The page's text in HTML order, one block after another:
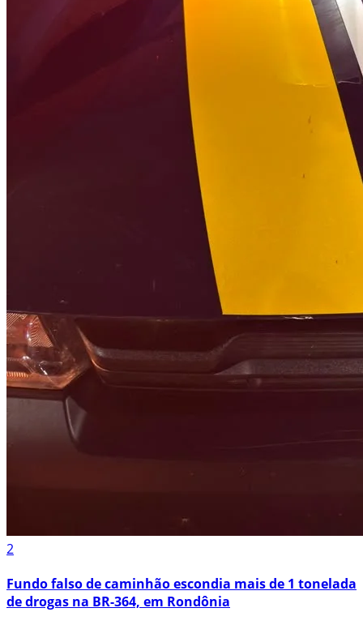
2
Fundo falso de caminhão escondia mais de 1 tonelada
de drogas na BR-364, em Rondônia